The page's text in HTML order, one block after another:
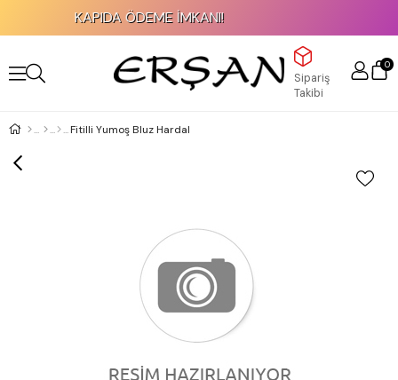
KAPIDA ÖDEME İMKANI!
Sipariş
Takibi
0
Fitilli Yumoş Bluz Hardal